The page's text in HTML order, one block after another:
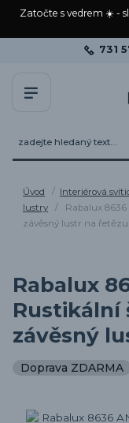
Zatočte s vedrem ☀️ -
731
Úvod Interiérová
lustry
Rabalux
závěsný lustr na řetězu
Rabalux
Rustikální
závěsný
Doprava ZDARMA